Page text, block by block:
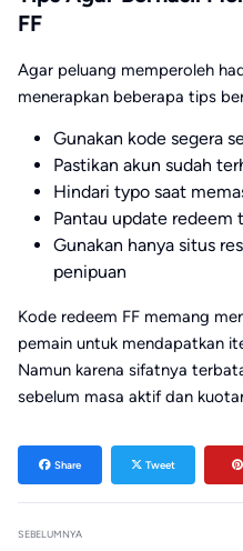
FF
Agar peluang memperoleh
menerapkan beberapa tips
Gunakan kode segera
Pastikan akun sudah
Hindari typo saat
Pantau update redeem
Gunakan hanya situs
penipuan
Kode redeem FF memang
pemain untuk mendapatkan
Namun karena sifatnya
sebelum masa aktif dan
Share Tweet
SEBELUMNYA